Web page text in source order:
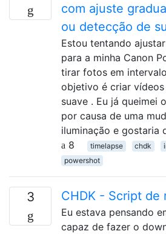
com ajuste
ou detecção de
Estou tentando
para a minha Canon
tirar fotos em
objetivo é criar
suave . Eu já queimei
por causa de uma
iluminação e gostaria
8
timelapse chdk
powershot
3 CHDK - Script de
Eu estava pensando
capaz de fazer o